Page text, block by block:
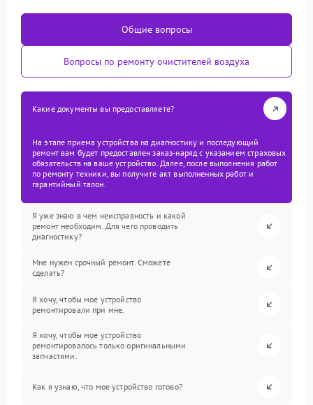
Общие вопросы
Вопросы по ремонту очистителей воздуха
Какие документы вы предоставляете?
На этапе приема устройства на диагностику и последующий
ремонт вам будет предоставлен заказ-наряд с указанием страховых
обязательств на ваше устройство. Далее, после выполнения работ
по ремонту техники, вы получите акт выполненных работ и
гарантийный талон.
Я уже знаю в чем неисправность и какой
ремонт необходим. Для чего проводить
диагностику?
Мне нужен срочный ремонт. Сможете
сделать?
Я хочу, чтобы мое устройство
ремонтировали при мне.
Я хочу, чтобы мое устройство
ремонтировалось только оригинальными
запчастями.
Как я узнаю, что мое устройство готово?